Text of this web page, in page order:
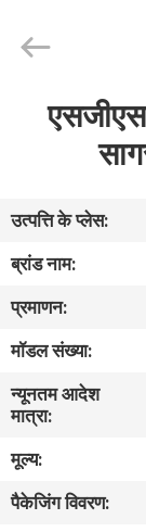
वीडियो
हमारे
बारे
में
कारखाना
भ्रमण
trading
Co.,Ltd.
Developed
उत्पत्ति के प्लेस:
ब्रांड नाम:
प्रमाणन:
मॉडल संख्या:
न्यूनतम आदेश
मात्रा:
मूल्य:
पैकेजिंग विवरण: